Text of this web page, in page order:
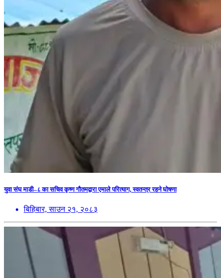
युवा संघ माडी–८ का सचिव कृष्ण गौतमद्वारा एमाले परित्याग, स्वतन्त्र रहने घोषणा
बिहिबार, साउन २१, २०८३